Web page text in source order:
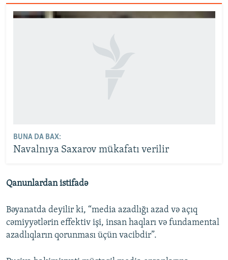
BUNA DA BAX:
Navalnıya Saxarov mükafatı verilir
Qanunlardan istifadə
Bəyanatda deyilir ki, “media azadlığı azad və açıq
cəmiyyətlərin effektiv işi, insan haqları və fundamental
azadlıqların qorunması üçün vacibdir”.